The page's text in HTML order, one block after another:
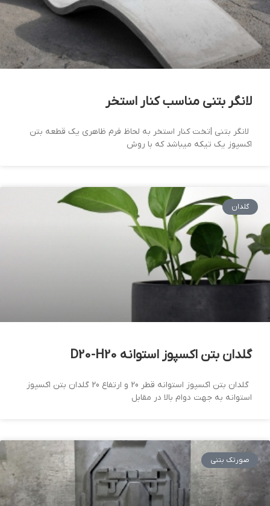
لانگر بتنی مناسب کنار استخر
لانگر بتنی |تخت کنار استخر به لحاظ فرم ظاهری یک قطعه بتن
اکسپوز یک تیکه میباشد که با روش
گلدان
گلدان بتن اکسپوز استوانه D20-H20
گلدان بتن اکسپوز استوانه قطر 20 و ارتفاع 20 گلدان بتن اکسپوز
استوانه به جهت دوام بالا در مقابل
صورتک بتنی